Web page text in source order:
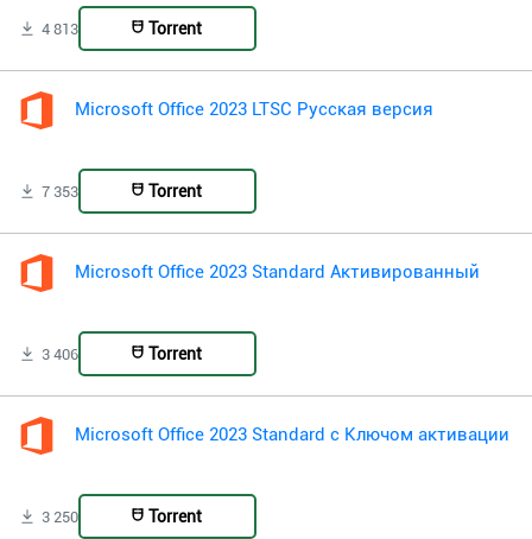
4 813 Torrent
Microsoft Office 2023 LTSC Русская версия
7 353 Torrent
Microsoft Office 2023 Standard Активированный
3 406 Torrent
Microsoft Office 2023 Standard с Ключом активации
3 250 Torrent